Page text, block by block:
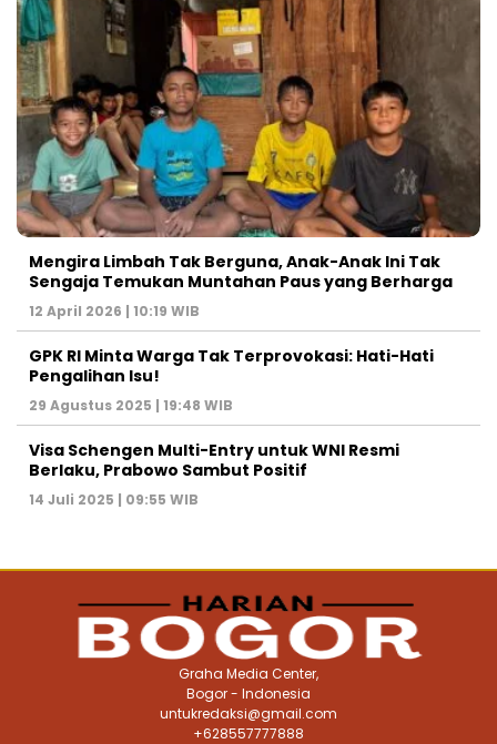
Mengira Limbah Tak Berguna, Anak-Anak Ini Tak
Sengaja Temukan Muntahan Paus yang Berharga
12 April 2026 | 10:19 WIB
GPK RI Minta Warga Tak Terprovokasi: Hati-Hati
Pengalihan Isu!
29 Agustus 2025 | 19:48 WIB
Visa Schengen Multi-Entry untuk WNI Resmi
Berlaku, Prabowo Sambut Positif
14 Juli 2025 | 09:55 WIB
Graha Media Center,
Bogor - Indonesia
untukredaksi@gmail.com
+628557777888